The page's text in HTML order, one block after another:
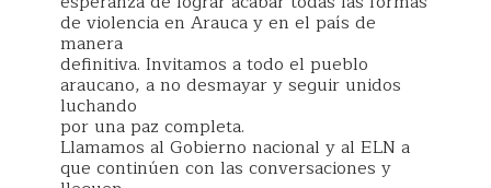
de violencia en Arauca y en el país de
manera
definitiva. Invitamos a todo el pueblo
araucano, a no desmayar y seguir unidos
luchando
por una paz completa.
Llamamos al Gobierno nacional y al ELN a
que continúen con las conversaciones y